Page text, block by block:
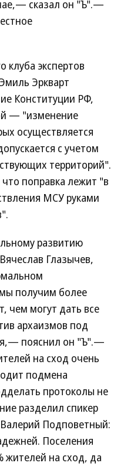
сказал он "Ъ".—
клуба экспертов
Эркварт
Конституции РФ,
— "изменение
осуществляется
с учетом
территорий".
поправка лежит "в
МСУ руками
развитию
Глазычев,
получим более
чем могут дать все
архаизмов под
пояснил он "Ъ".—
на сход очень
подмена
протоколы не
разделил спикер
Подповетный:
Поселения
жителей на сход, да